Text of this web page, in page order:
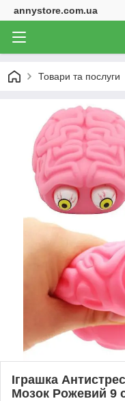
annystore.com.ua
Товари та послуги
Іграшка
Мозок Рожевий 9